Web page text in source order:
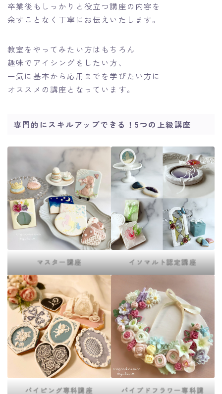
卒業後もしっかりと役立つ講座の内容を
余すことなく丁寧にお伝えいたします。
教室をやってみたい方はもちろん
趣味でアイシングをしたい方、
一気に基本から応用までを学びたい方に
オススメの講座となっています。
専門的にスキルアップできる！5つの上級講座
マスター講座 イソマルト認定講座
パイピング専科講座
パイプドフラワー専科講